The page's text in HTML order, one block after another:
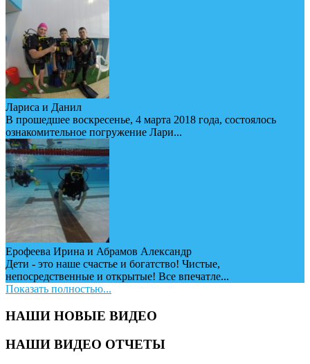
Лариса и Данил
В прошедшее воскресенье, 4 марта 2018 года, состоялось
ознакомительное погружение Лари...
Ерофеева Ирина и Абрамов Александр
Дети - это наше счастье и богатство! Чистые,
непосредственные и открытые! Все впечатле...
Показать полностью...
НАШИ НОВЫЕ ВИДЕО
НАШИ ВИДЕО ОТЧЕТЫ